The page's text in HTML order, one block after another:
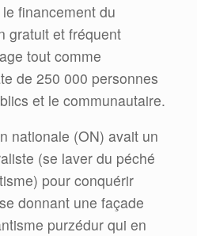
financement du
gratuit et fréquent
tout comme
de 250 000 personnes
et le communautaire.
nationale (ON) avait un
(se laver du péché
pour conquérir
donnant une façade
purzédur qui en